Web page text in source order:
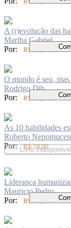
R$ 79,00
A (r)evolução das
Martha Gabriel
Por:
R$ 80,00
O mundo é seu,
Rodrigo Dib
Por:
R$ 50,00
As 10 habilidades
Roberto
Por:
R$ 59,00
Livro Indisponível
Liderança
Mauricio Pedro
Por:
R$ 69,00